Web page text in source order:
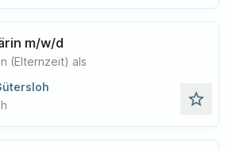
m/w/d
(Elternzeit) als
star_outline